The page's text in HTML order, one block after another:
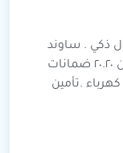
ذكي . ساوند
سيستم بالأسقف . مصعد . شارع اتجاهين ٢٠.٢٠ ضمانات
.تأمين